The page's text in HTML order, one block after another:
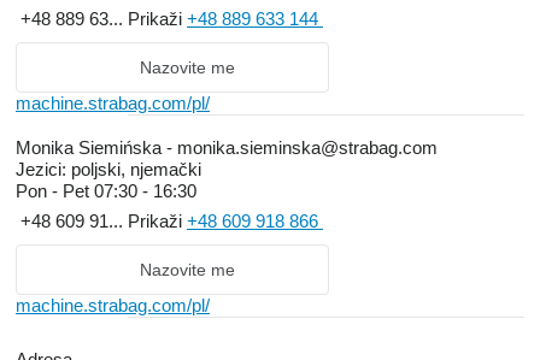
+48 889 63... Prikaži +48 889 633 144
Nazovite me
machine.strabag.com/pl/
Monika Siemińska - monika.sieminska@strabag.com
Jezici: poljski, njemački
Pon - Pet 07:30 - 16:30
+48 609 91... Prikaži +48 609 918 866
Nazovite me
machine.strabag.com/pl/